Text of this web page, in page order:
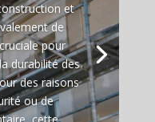
et
de
pour
durabilité des
des raisons
ou de